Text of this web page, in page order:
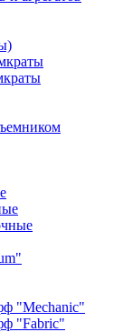
"Mechanic"
"Fabric"